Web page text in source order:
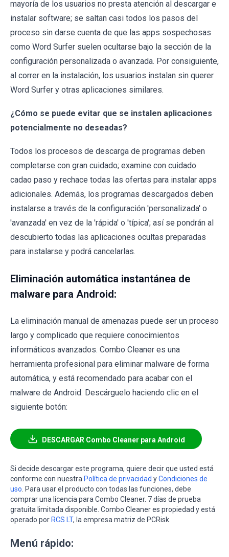
mayoría de los usuarios no presta atención al descargar e
instalar software; se saltan casi todos los pasos del
proceso sin darse cuenta de que las apps sospechosas
como Word Surfer suelen ocultarse bajo la sección de la
configuración personalizada o avanzada. Por consiguiente,
al correr en la instalación, los usuarios instalan sin querer
Word Surfer y otras aplicaciones similares.
¿Cómo se puede evitar que se instalen aplicaciones
potencialmente no deseadas?
Todos los procesos de descarga de programas deben
completarse con gran cuidado; examine con cuidado
cadao paso y rechace todas las ofertas para instalar apps
adicionales. Además, los programas descargados deben
instalarse a través de la configuración 'personalizada' o
'avanzada' en vez de la 'rápida' o 'típica'; así se pondrán al
descubierto todas las aplicaciones ocultas preparadas
para instalarse y podrá cancelarlas.
Eliminación automática instantánea de
malware para Android:
La eliminación manual de amenazas puede ser un proceso
largo y complicado que requiere conocimientos
informáticos avanzados. Combo Cleaner es una
herramienta profesional para eliminar malware de forma
automática, y está recomendado para acabar con el
malware de Android. Descárguelo haciendo clic en el
siguiente botón:
DESCARGAR Combo Cleaner para Android
Si decide descargar este programa, quiere decir que usted está
conforme con nuestra Política de privacidad yCondiciones de
uso . Para usar el producto con todas las funciones, debe
comprar una licencia para Combo Cleaner. 7 días de prueba
gratuita limitada disponible. Combo Cleaner es propiedad y está
operado por RCS LT, la empresa matriz de PCRisk.
Menú rápido: